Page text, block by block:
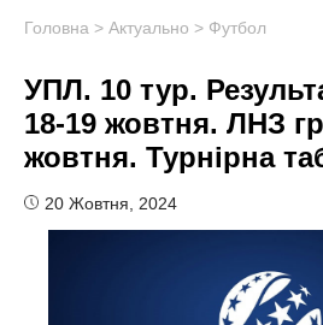
Головна > Актуально > Футбол
УПЛ. 10 тур.
18-19 жовтня. ЛНЗ
жовтня. Турнірна
20 Жовтня, 2024